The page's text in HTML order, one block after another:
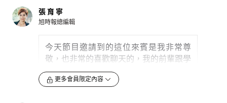
參與下一波全球科技革命
驗證
可送禮額度：
發送禮物
張育寧
旭時報總編輯
今天節目邀請到的這位來賓是我非常尊
敬，也非常的喜歡聊天的，我的前輩跟學
姐，歡迎巨思文化的執行長，也是數位時
代雜誌的創辦人素蘭姐。
更多會員限定內容
留言連結留言文字開放授權
已經是付費會員？登入繼續閱讀